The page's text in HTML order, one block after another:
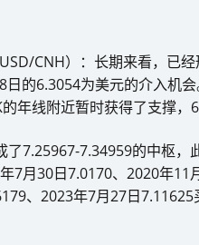
CNH）：长期来看，已
日的6.3054为美元的介入机
年线附近暂时获得了支撑，
了7.25967-7.34959的中枢
7月30日7.0170、2020年
、2023年7月27日